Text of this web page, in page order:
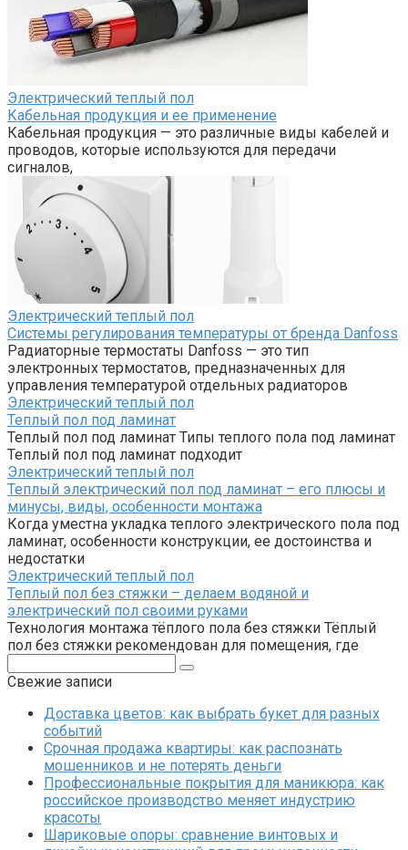
Электрический теплый пол
Кабельная продукция и ее применение
Кабельная продукция — это различные виды кабелей и
проводов, которые используются для передачи
сигналов,
Электрический теплый пол
Системы регулирования температуры от бренда Danfoss
Радиаторные термостаты Danfoss — это тип
электронных термостатов, предназначенных для
управления температурой отдельных радиаторов
Электрический теплый пол
Теплый пол под ламинат
Теплый пол под ламинат Типы теплого пола под ламинат
Теплый пол под ламинат подходит
Электрический теплый пол
Теплый электрический пол под ламинат – его плюсы и
минусы, виды, особенности монтажа
Когда уместна укладка теплого электрического пола под
ламинат, особенности конструкции, ее достоинства и
недостатки
Электрический теплый пол
Теплый пол без стяжки – делаем водяной и
электрический пол своими руками
Технология монтажа тёплого пола без стяжки Тёплый
пол без стяжки рекомендован для помещения, где
Свежие записи
Доставка цветов: как выбрать букет для разных
событий
Срочная продажа квартиры: как распознать
мошенников и не потерять деньги
Профессиональные покрытия для маникюра: как
российское производство меняет индустрию
красоты
Шариковые опоры: сравнение винтовых и